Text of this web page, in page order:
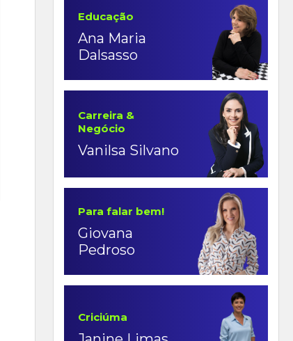
Educação
Ana Maria
Dalsasso
Carreira &
Negócio
Vanilsa Silvano
Para falar bem!
Giovana
Pedroso
Criciúma